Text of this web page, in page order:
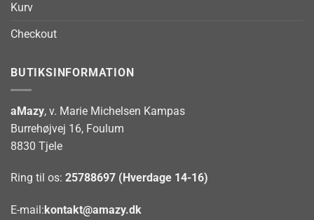
Kurv
Checkout
BUTIKSINFORMATION
aMazy, v. Marie Michelsen Kampas
Burrehøjvej 16, Foulum
8830 Tjele
Ring til os: 25788697 (Hverdage 14-16)
E-mail: kontakt@amazy.dk